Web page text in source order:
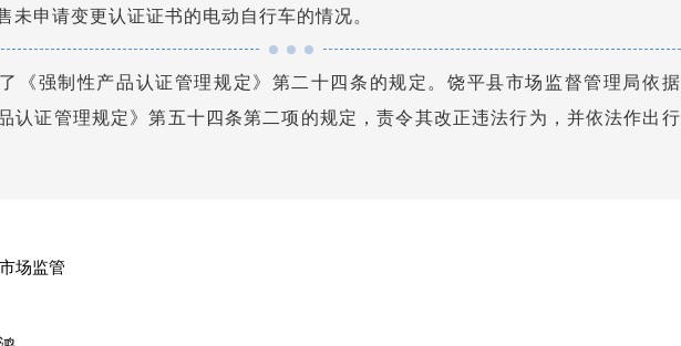
未申请变更认证证书的电动自行车的情况。
《强制性产品认证管理规定》第二十四条的规定。饶平县市场监督管理局依据
认证管理规定》第五十四条第二项的规定，责令其改正违法行为，并依法作出行
场监管